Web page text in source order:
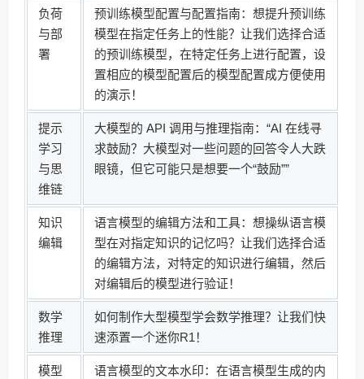
负荷
与部
署
预训练模型配置与配置指南：想提升预训练
模型在指定任务上的性能？让我们选择合适
的预训练模型，在特定任务上进行配置，设
置相应的模型配置后的模型配置成方便使用
的演示！
提示
学习
与思
维链
大模型的 API 调用与推理指南：“AI 在线寻
求鼓励？大模型对一些问题的回答令人大跌
眼镜，但它可能只是想要一个“鼓励””
知识
编辑
语言模型的编辑方法和工具：想操纵语言模
型在对指定知识的记忆吗？让我们选择合适
的编辑方法，对特定的知识进行编辑，然后
对编辑后的模型进行验证！
数学
推理
如何制作大型模型学会数学推理？让我们快
速添置一个迷你R1！
模型
语言模型的文本水印：在语言模型生成的内